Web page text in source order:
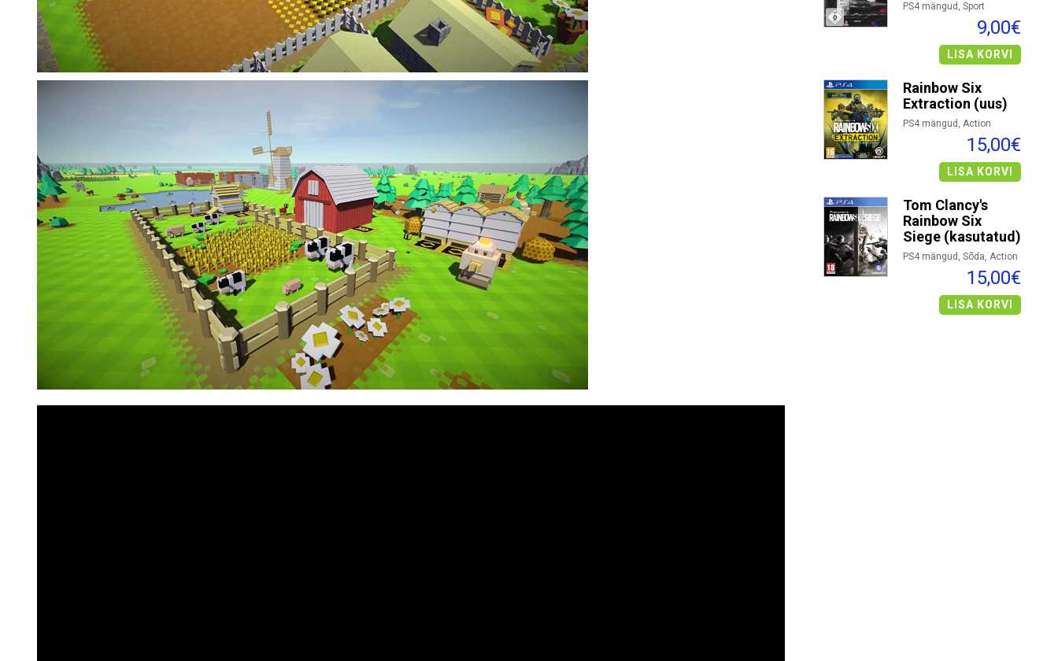
PS4 mängud, Sport
9,00€
LISA KORVI
Rainbow Six
Extraction (uus)
PS4 mängud, Action
15,00€
LISA KORVI
Tom Clancy's
Rainbow Six
Siege (kasutatud)
PS4 mängud, Sõda, Action
15,00€
LISA KORVI